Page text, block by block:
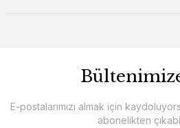
E-postalarımızı almak için
abonelikten